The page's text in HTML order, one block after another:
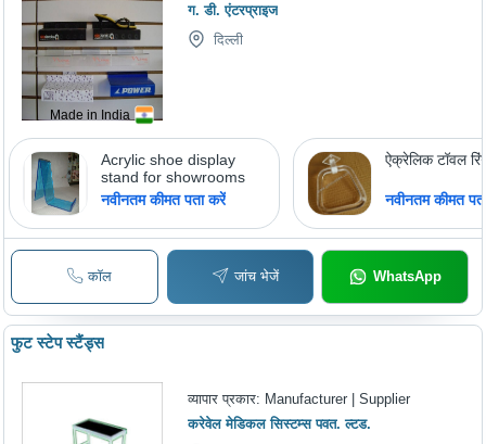
Made in India
ग. डी. एंटरप्राइज
दिल्ली
Acrylic shoe display
stand for showrooms
नवीनतम कीमत पता करें
ऐक्रेलिक टॉवल
नवीनतम कीमत
कॉल जांच भेजें WhatsApp
फुट स्टेप स्टैंड्स
व्यापार प्रकार: Manufacturer | Supplier
करेवेल मेडिकल सिस्टम्स पवत. ल्टड.